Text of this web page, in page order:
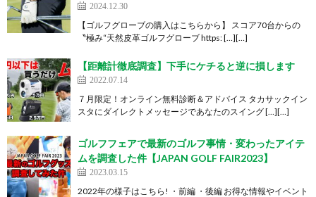
2024.12.30
【ゴルフグローブの購入はこちらから】 スコア70台からの
〝極み“天然皮革ゴルフグローブ https: […][…]
【距離計徹底調査】下手にケチると逆に損します
2022.07.14
７月限定！オンライン無料診断＆アドバイス タカサックイン
スタにダイレクトメッセージであなたのスイング […][…]
ゴルフフェアで最新のゴルフ事情・変わったアイテ
ムを調査した件【JAPAN GOLF FAIR2023】
2023.03.15
2022年の様子はこちら! ・前編 ・後編 お得な情報やイベント